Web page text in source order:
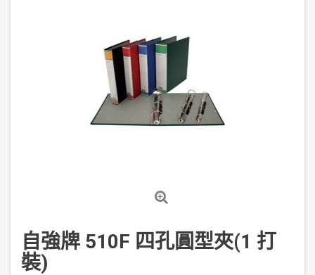
自強牌 510F 四孔圓型夾(1 打
裝)